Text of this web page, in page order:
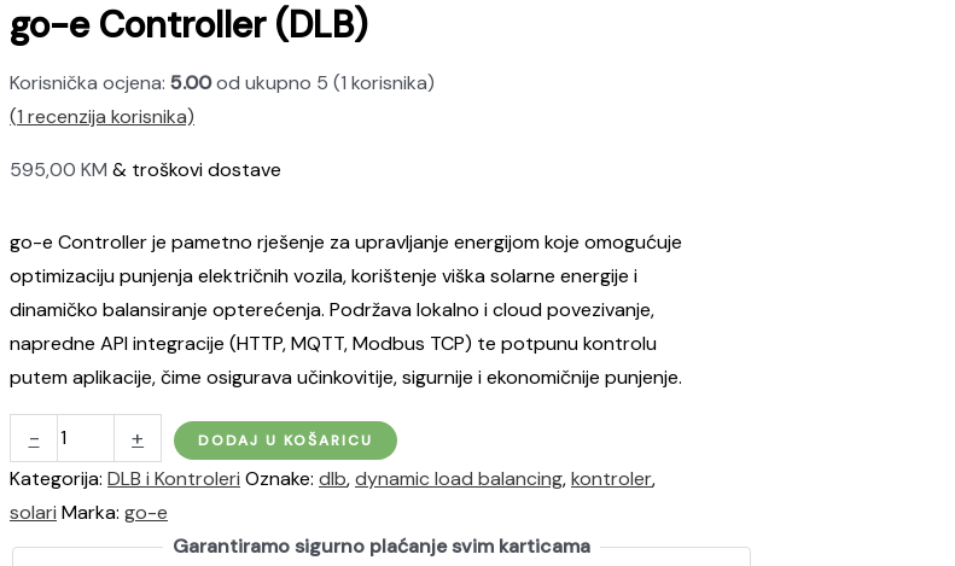
go-e Controller (DLB)
Korisnička ocjena: 5.00od ukupno 5 (1 korisnika)
(1 recenzija korisnika)
595,00 KM & troškovi dostave
go-e Controller je pametno rješenje za upravljanje energijom koje omogućuje
optimizaciju punjenja električnih vozila, korištenje viška solarne energije i
dinamičko balansiranje opterećenja. Podržava lokalno i cloud povezivanje,
napredne API integracije (HTTP, MQTT, Modbus TCP) te potpunu kontrolu
putem aplikacije, čime osigurava učinkovitije, sigurnije i ekonomičnije punjenje.
-
e
Controller
+ DODAJ U KOŠARICU
Kategorija: DLB i Kontroleri Oznake: dlb,dynamic load balancing,kontroler,
solari Marka: go-e
Garantiramo sigurno plaćanje svim karticama